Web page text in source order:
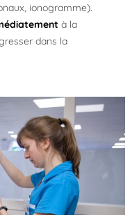
ionogramme).
à la
dans la